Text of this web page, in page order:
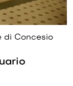
di Concesio